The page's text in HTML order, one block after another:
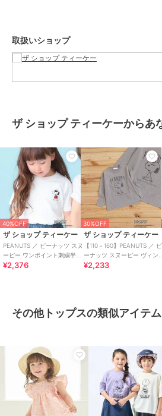
ブランド
ショップ ザ ショップ ティーケ
カラー
ピンク（０７１）、
（００４）
サイズ 6サイズ展開
素材
本体：コットン100％
コットン97％ ポリウ
商品のお取り扱い方法
原産国 中国製
取扱いショップ
ザ ショップ ティーケーからあ
40%OFF
ザ ショップ ティーケー
PEANUTS ／ ピーナッツ スヌ
ーピー ワンポイント刺繍半袖
Tシャツ
¥2,376
30%OFF
ザ ショップ ティーケー
【110－160】PEANUTS ／ ピ
ーナッツ スヌーピー ヴィン
テージ風プリント長袖Tシャ
¥2,233
その他トップスの類似アイテム